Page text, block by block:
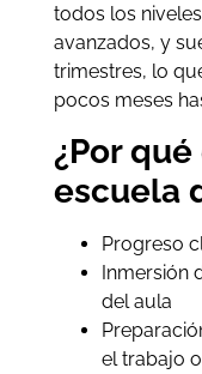
todos los
avanzados, y
trimestres, lo
pocos meses
¿Por
escuela
Progreso
Inmersión
del aula
el trabajo